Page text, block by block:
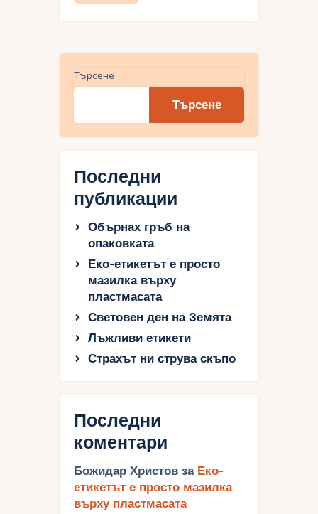
Търсене
Търсене
Последни
публикации
Обърнах гръб на
опаковката
Еко-етикетът е просто
мазилка върху
пластмасата
Световен ден на Земята
Лъжливи етикети
Страхът ни струва скъпо
Последни
коментари
Божидар Христов за Еко-
етикетът е просто мазилка
върху пластмасата